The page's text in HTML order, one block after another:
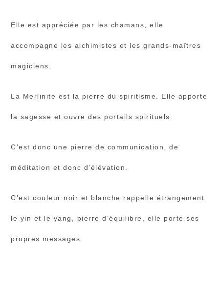
Elle est appréciée par les chamans, elle
accompagne les alchimistes et les grands-maîtres
magiciens.
La Merlinite est la pierre du spiritisme. Elle apporte
la sagesse et ouvre des portails spirituels.
C’est donc une pierre de communication, de
méditation et donc d’élévation.
C’est couleur noir et blanche rappelle étrangement
le yin et le yang, pierre d’équilibre, elle porte ses
propres messages.